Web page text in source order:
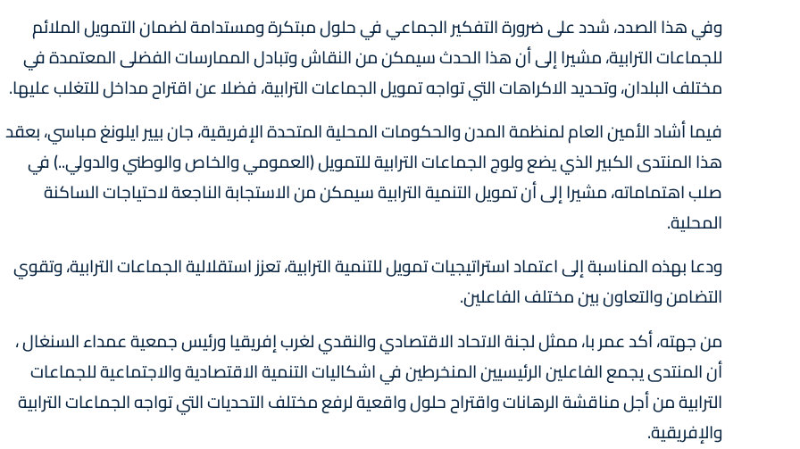
وفي هذا الصدد، شدد على ضرورة التفكير الجماعي في حلول مبتكرة ومستدامة لضمان التمويل الملائم
للجماعات الترابية، مشيرا إلى أن هذا الحدث سيمكن من النقاش وتبادل الممارسات الفضلى المعتمدة في
مختلف البلدان، وتحديد الاكراهات التي تواجه تمويل الجماعات الترابية، فضلا عن اقتراح مداخل للتغلب عليها.
فيما أشاد الأمين العام لمنظمة المدن والحكومات المحلية المتحدة الإفريقية، جان بيير ايلونغ مباسي، بعقد
هذا المنتدى الكبير الذي يضع ولوج الجماعات الترابية للتمويل (العمومي والخاص والوطني والدولي..) في
صلب اهتماماته، مشيرا إلى أن تمويل التنمية الترابية سيمكن من الاستجابة الناجعة لاحتياجات الساكنة
المحلية.
ودعا بهذه المناسبة إلى اعتماد استراتيجيات تمويل للتنمية الترابية، تعزز استقلالية الجماعات الترابية، وتقوي
التضامن والتعاون بين مختلف الفاعلين.
من جهته، أكد عمر با، ممثل لجنة الاتحاد الاقتصادي والنقدي لغرب إفريقيا ورئيس جمعية عمداء السنغال ،
أن المنتدى يجمع الفاعلين الرئيسيين المنخرطين في اشكاليات التنمية الاقتصادية والاجتماعية للجماعات
الترابية من أجل مناقشة الرهانات واقتراح حلول واقعية لرفع مختلف التحديات التي تواجه الجماعات الترابية
والإفريقية.